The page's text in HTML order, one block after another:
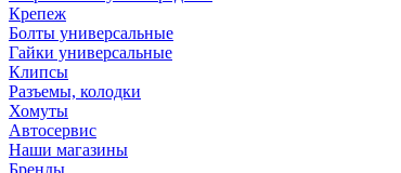
Крепеж
Болты универсальные
Гайки универсальные
Клипсы
Разъемы, колодки
Хомуты
Автосервис
Наши магазины
Бренды